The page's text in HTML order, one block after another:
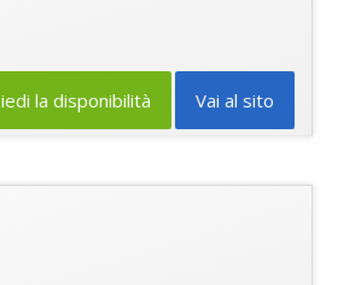
Vai al sito
la disponibilità